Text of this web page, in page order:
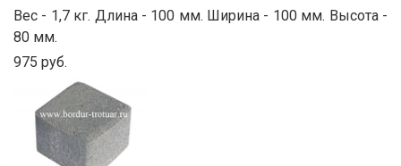
Вес - 1,7 кг. Длина - 100 мм. Ширина - 100 мм. Высота -
80 мм.
975 руб.